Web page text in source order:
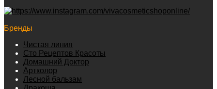
Бренды
Чистая линия
Сто Рецептов Красоты
Домашний Доктор
Артколор
Лесной бальзам